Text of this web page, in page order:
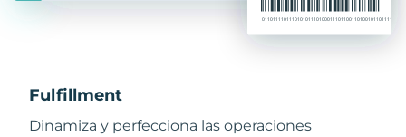
Fulfillment
Dinamiza y perfecciona las operaciones